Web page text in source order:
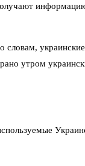
информацию
словам,
утром